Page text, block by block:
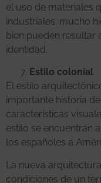
el uso de materiales
industriales: mucho
bien pueden resultar
identidad.
Estilo colonial
El estilo
importante historia
características
estilo se encuentran
los españoles a
La nueva
condiciones de un